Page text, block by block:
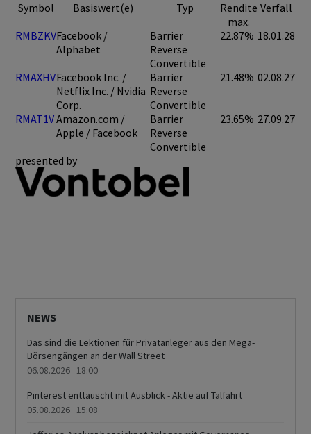
Symbol
Basiswert(e) Typ
Rendite
max.
Verfall
RMBZKVFacebook /
Alphabet
Barrier
Reverse
Convertible
22.87% 18.01.28
RMAXHVFacebook Inc. /
Netflix Inc. / Nvidia
Corp.
Barrier
Reverse
Convertible
21.48% 02.08.27
RMAT1VAmazon.com /
Apple / Facebook
Barrier
Reverse
Convertible
23.65% 27.09.27
presented by
NEWS
Das sind die Lektionen für Privatanleger aus den Mega-
Börsengängen an der Wall Street
06.08.2026 18:00
Pinterest enttäuscht mit Ausblick - Aktie auf Talfahrt
05.08.2026 15:08